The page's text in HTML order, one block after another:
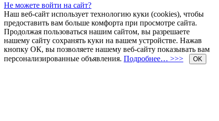
Не можете войти на сайт?
Наш веб-сайт использует технологию куки (cookies), чтобы
предоставить вам больше комфорта при просмотре сайта.
Продолжая пользоваться нашим сайтом, вы разрешаете
нашему сайту сохранять куки на вашем устройстве. Нажав
кнопку ОК, вы позволяете нашему веб-сайту показывать вам
персонализированные объявления. Подробнее… >>> OK